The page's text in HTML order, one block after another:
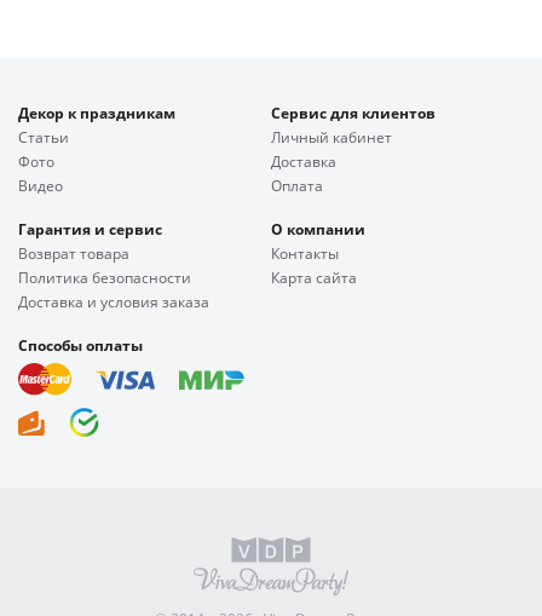
Декор к праздникам
Статьи
Фото
Видео
Сервис для клиентов
Личный кабинет
Доставка
Оплата
Гарантия и сервис
Возврат товара
Политика безопасности
Доставка и условия заказа
О компании
Контакты
Карта сайта
Способы оплаты